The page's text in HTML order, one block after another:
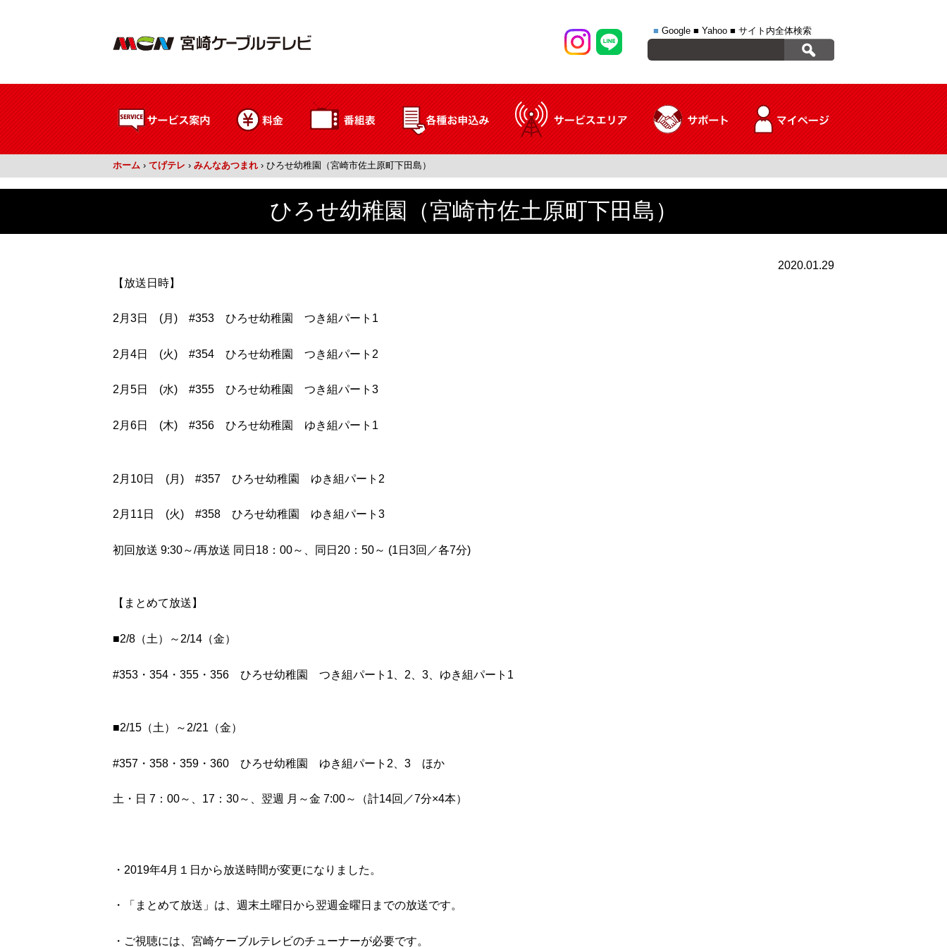
■ Google ■ Yahoo ■ サイト内全体検索
ホーム › てげテレ › みんなあつまれ › ひろせ幼稚園（宮崎市佐土原町下田島）
ひろせ幼稚園（宮崎市佐土原町下田島）
2020.01.29
【放送日時】
2月3日 (月) #353 ひろせ幼稚園 つき組パート1
2月4日 (火) #354 ひろせ幼稚園 つき組パート2
2月5日 (水) #355 ひろせ幼稚園 つき組パート3
2月6日 (木) #356 ひろせ幼稚園 ゆき組パート1
2月10日 (月) #357 ひろせ幼稚園 ゆき組パート2
2月11日 (火) #358 ひろせ幼稚園 ゆき組パート3
初回放送 9:30～/再放送 同日18：00～、同日20：50～ (1日3回／各7分)
【まとめて放送】
■2/8（土）～2/14（金）
#353・354・355・356 ひろせ幼稚園 つき組パート1、2、3、ゆき組パート1
■2/15（土）～2/21（金）
#357・358・359・360 ひろせ幼稚園 ゆき組パート2、3 ほか
土・日 7：00～、17：30～、翌週 月～金 7:00～（計14回／7分×4本）
・2019年4月１日から放送時間が変更になりました。
・「まとめて放送」は、週末土曜日から翌週金曜日までの放送です。
・ご視聴には、宮崎ケーブルテレビのチューナーが必要です。